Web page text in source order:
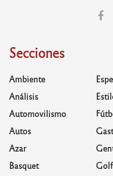
Secciones
Ambiente
Análisis
Automovilismo
Autos
Azar
Basquet
Golf